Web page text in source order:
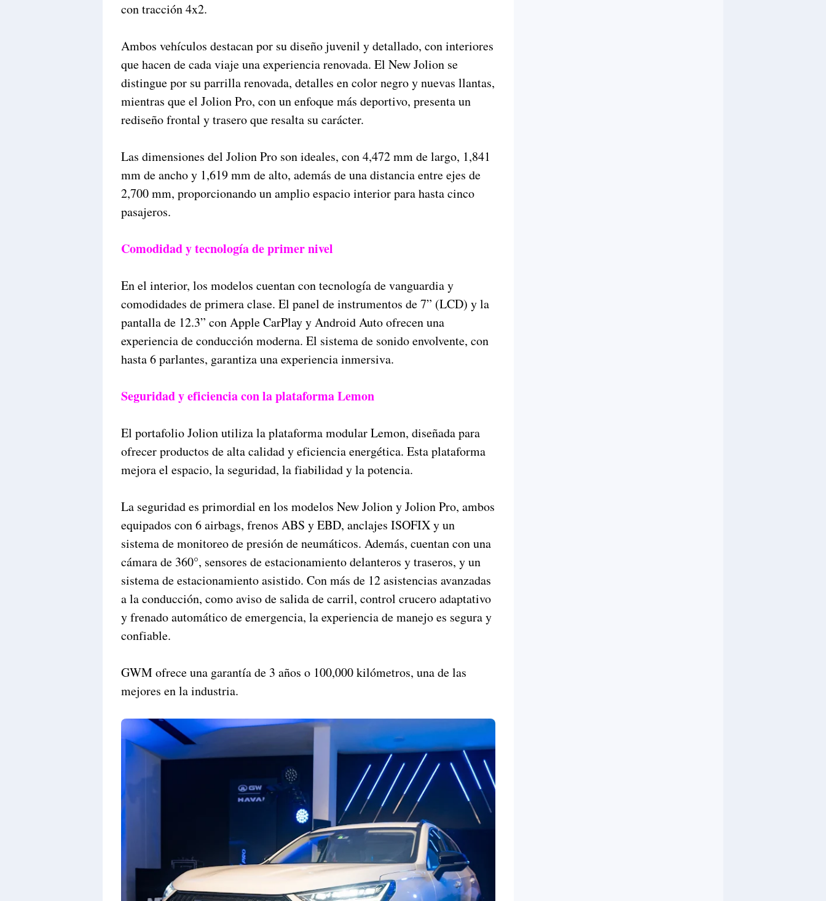
con tracción 4x2.
Ambos vehículos destacan por su diseño juvenil y detallado, con interiores
que hacen de cada viaje una experiencia renovada. El New Jolion se
distingue por su parrilla renovada, detalles en color negro y nuevas llantas,
mientras que el Jolion Pro, con un enfoque más deportivo, presenta un
rediseño frontal y trasero que resalta su carácter.
Las dimensiones del Jolion Pro son ideales, con 4,472 mm de largo, 1,841
mm de ancho y 1,619 mm de alto, además de una distancia entre ejes de
2,700 mm, proporcionando un amplio espacio interior para hasta cinco
pasajeros.
Comodidad y tecnología de primer nivel
En el interior, los modelos cuentan con tecnología de vanguardia y
comodidades de primera clase. El panel de instrumentos de 7” (LCD) y la
pantalla de 12.3” con Apple CarPlay y Android Auto ofrecen una
experiencia de conducción moderna. El sistema de sonido envolvente, con
hasta 6 parlantes, garantiza una experiencia inmersiva.
Seguridad y eficiencia con la plataforma Lemon
El portafolio Jolion utiliza la plataforma modular Lemon, diseñada para
ofrecer productos de alta calidad y eficiencia energética. Esta plataforma
mejora el espacio, la seguridad, la fiabilidad y la potencia.
La seguridad es primordial en los modelos New Jolion y Jolion Pro, ambos
equipados con 6 airbags, frenos ABS y EBD, anclajes ISOFIX y un
sistema de monitoreo de presión de neumáticos. Además, cuentan con una
cámara de 360°, sensores de estacionamiento delanteros y traseros, y un
sistema de estacionamiento asistido. Con más de 12 asistencias avanzadas
a la conducción, como aviso de salida de carril, control crucero adaptativo
y frenado automático de emergencia, la experiencia de manejo es segura y
confiable.
GWM ofrece una garantía de 3 años o 100,000 kilómetros, una de las
mejores en la industria.